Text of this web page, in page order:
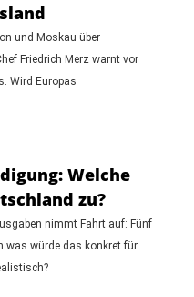
und Moskau über
Friedrich Merz warnt vor
Wird Europas
Welche
zu?
nimmt Fahrt auf: Fünf
was würde das konkret für